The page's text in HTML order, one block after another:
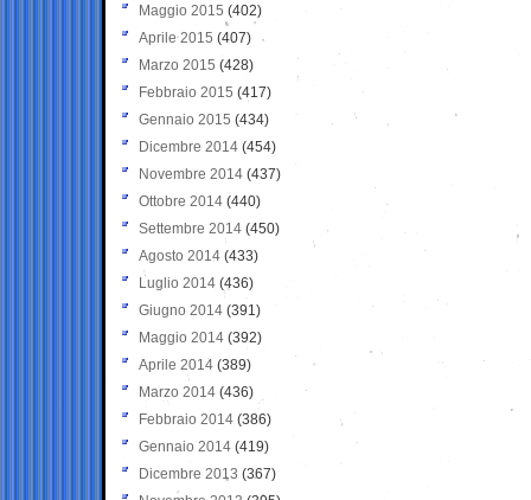
Maggio 2015 (402)
Aprile 2015 (407)
Marzo 2015 (428)
Febbraio 2015 (417)
Gennaio 2015 (434)
Dicembre 2014 (454)
Novembre 2014 (437)
Ottobre 2014 (440)
Settembre 2014 (450)
Agosto 2014 (433)
Luglio 2014 (436)
Giugno 2014 (391)
Maggio 2014 (392)
Aprile 2014 (389)
Marzo 2014 (436)
Febbraio 2014 (386)
Gennaio 2014 (419)
Dicembre 2013 (367)